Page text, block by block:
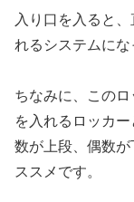
入り口を入ると
れるシステムにな
ちなみに、この
を入れるロッカ
数が上段、偶数
ススメです。